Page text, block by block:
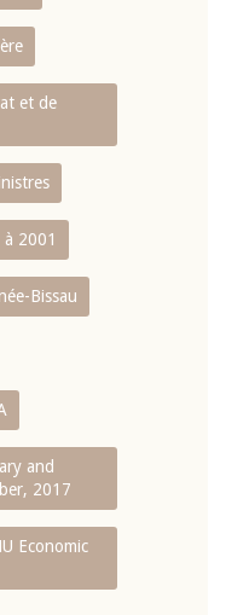
et de
2001
Bissau
and
2017
Economic